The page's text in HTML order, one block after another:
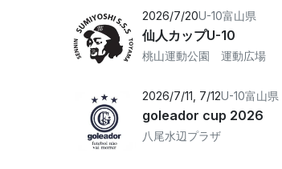
2026/7/20U-10富山県
仙人カップU-10
桃山運動公園 運動広場
2026/7/11, 7/12U-10富山県
goleador cup 2026
八尾水辺プラザ